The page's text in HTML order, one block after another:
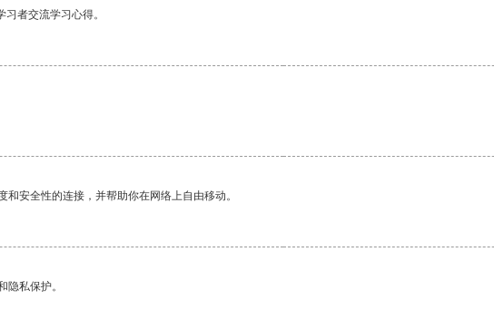
者交流学习心得。
安全性的连接，并帮助你在网络上自由移动。
隐私保护。